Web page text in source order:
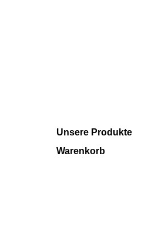
Unsere Produkte
Warenkorb